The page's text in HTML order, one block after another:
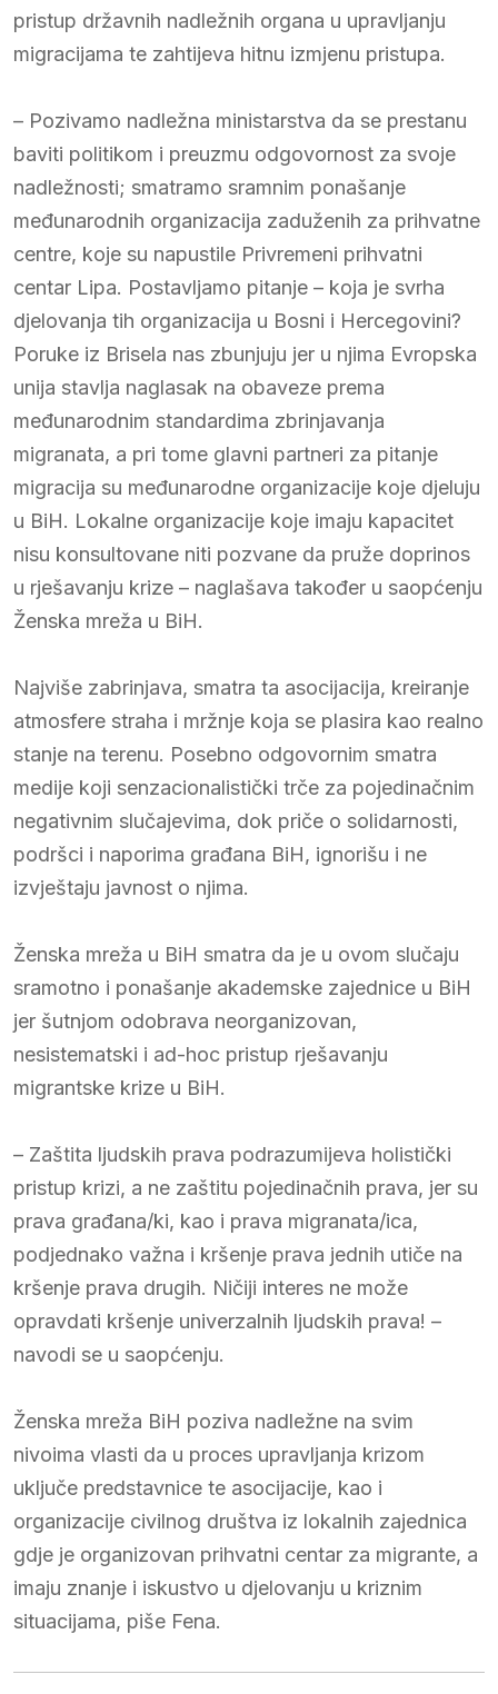
pristup državnih nadležnih organa u upravljanju
migracijama te zahtijeva hitnu izmjenu pristupa.
– Pozivamo nadležna ministarstva da se prestanu
baviti politikom i preuzmu odgovornost za svoje
nadležnosti; smatramo sramnim ponašanje
međunarodnih organizacija zaduženih za prihvatne
centre, koje su napustile Privremeni prihvatni
centar Lipa. Postavljamo pitanje – koja je svrha
djelovanja tih organizacija u Bosni i Hercegovini?
Poruke iz Brisela nas zbunjuju jer u njima Evropska
unija stavlja naglasak na obaveze prema
međunarodnim standardima zbrinjavanja
migranata, a pri tome glavni partneri za pitanje
migracija su međunarodne organizacije koje djeluju
u BiH. Lokalne organizacije koje imaju kapacitet
nisu konsultovane niti pozvane da pruže doprinos
u rješavanju krize – naglašava također u saopćenju
Ženska mreža u BiH.
Najviše zabrinjava, smatra ta asocijacija, kreiranje
atmosfere straha i mržnje koja se plasira kao realno
stanje na terenu. Posebno odgovornim smatra
medije koji senzacionalistički trče za pojedinačnim
negativnim slučajevima, dok priče o solidarnosti,
podršci i naporima građana BiH, ignorišu i ne
izvještaju javnost o njima.
Ženska mreža u BiH smatra da je u ovom slučaju
sramotno i ponašanje akademske zajednice u BiH
jer šutnjom odobrava neorganizovan,
nesistematski i ad-hoc pristup rješavanju
migrantske krize u BiH.
– Zaštita ljudskih prava podrazumijeva holistički
pristup krizi, a ne zaštitu pojedinačnih prava, jer su
prava građana/ki, kao i prava migranata/ica,
podjednako važna i kršenje prava jednih utiče na
kršenje prava drugih. Ničiji interes ne može
opravdati kršenje univerzalnih ljudskih prava! –
navodi se u saopćenju.
Ženska mreža BiH poziva nadležne na svim
nivoima vlasti da u proces upravljanja krizom
uključe predstavnice te asocijacije, kao i
organizacije civilnog društva iz lokalnih zajednica
gdje je organizovan prihvatni centar za migrante, a
imaju znanje i iskustvo u djelovanju u kriznim
situacijama, piše Fena.